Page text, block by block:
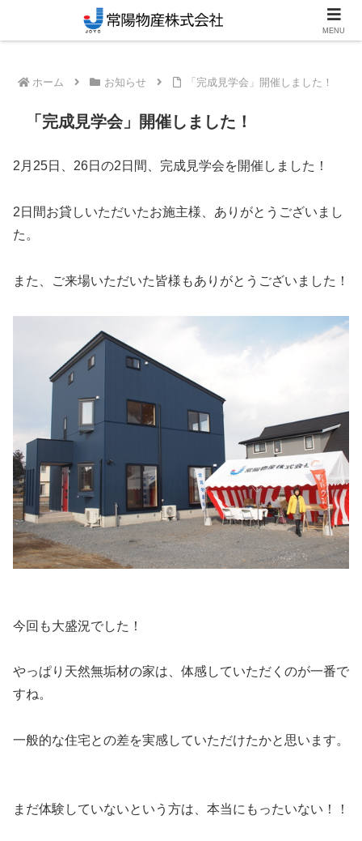
笠間市のリフォーム・新築対応工務店
ホーム お知らせ 「完成見学会」開催しました！
「完成見学会」開催しました！
2月25日、26日の2日間、完成見学会を開催しました！
2日間お貸しいただいたお施主様、ありがとうございまし
た。
また、ご来場いただいた皆様もありがとうございました！
今回も大盛況でした！
やっぱり天然無垢材の家は、体感していただくのが一番で
すね。
一般的な住宅との差を実感していただけたかと思います。
まだ体験していないという方は、本当にもったいない！！
MENU